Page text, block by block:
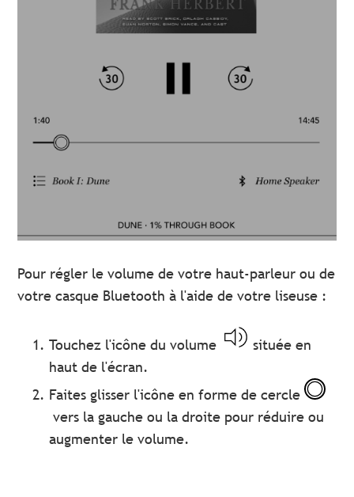
Pour régler le volume de votre haut-parleur ou de
votre casque Bluetooth à l'aide de votre liseuse :
Touchez l'icône du volume
située en
haut de l'écran.
Faites glisser l'icône en forme de cercle
vers la gauche ou la droite pour réduire ou
augmenter le volume.